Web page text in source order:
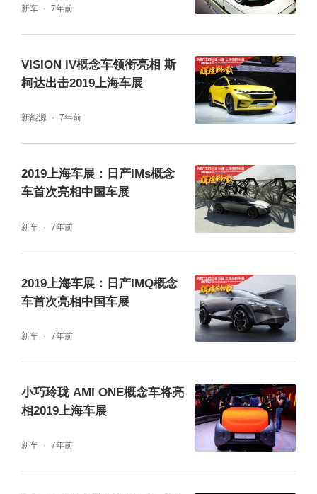
迪尖端科技矩阵，以旗舰姿态和技术实力，为
用户带来高品质驾乘感受，刷新30-35万级高
端新能源产品的价值标杆。
家庭移动生活魔方OCEAN-V，把家的快乐玩
承载着探索未来出行的使命，海洋全新概念
车“家庭移动生活魔方”OCEAN-V迎来全球首
发。该车采用新一代海洋美学设计，造型前卫
动感。车内配备磁吸水母发光套件，可随轻松
实现“一车变N舱”，以全场景能力重新定义未来
移动生活，让每次出行都充满乐趣与惊喜。
新车 7年前
VISION iV概念车领衔亮相 斯
柯达出击2019上海车展
新能源 7年前
2019上海车展：日产IMs概念
车首次亮相中国车展
新车 7年前
2019上海车展：日产IMQ概念
车首次亮相中国车展
新车 7年前
小巧玲珑 AMI ONE概念车将亮
相2019上海车展
新车 7年前